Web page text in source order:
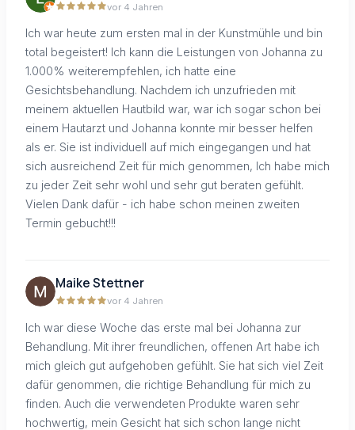
vor 4 Jahren
Ich war heute zum ersten mal in der Kunstmühle und bin
total begeistert! Ich kann die Leistungen von Johanna zu
1.000% weiterempfehlen, ich hatte eine
Gesichtsbehandlung. Nachdem ich unzufrieden mit
meinem aktuellen Hautbild war, war ich sogar schon bei
einem Hautarzt und Johanna konnte mir besser helfen
als er. Sie ist individuell auf mich eingegangen und hat
sich ausreichend Zeit für mich genommen, Ich habe mich
zu jeder Zeit sehr wohl und sehr gut beraten gefühlt.
Vielen Dank dafür - ich habe schon meinen zweiten
Termin gebucht!!!
Maike Stettner
vor 4 Jahren
Ich war diese Woche das erste mal bei Johanna zur
Behandlung. Mit ihrer freundlichen, offenen Art habe ich
mich gleich gut aufgehoben gefühlt. Sie hat sich viel Zeit
dafür genommen, die richtige Behandlung für mich zu
finden. Auch die verwendeten Produkte waren sehr
hochwertig, mein Gesicht hat sich schon lange nicht